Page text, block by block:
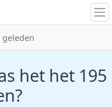
geleden
het het 195